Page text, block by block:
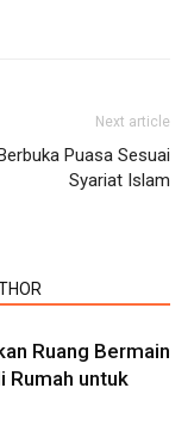
Next article
Puasa Sesuai
Syariat Islam
Ruang Bermain
Rumah untuk